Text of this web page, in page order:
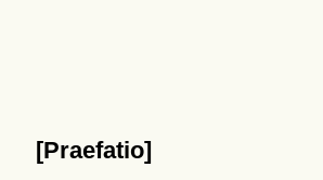
[Praefatio]